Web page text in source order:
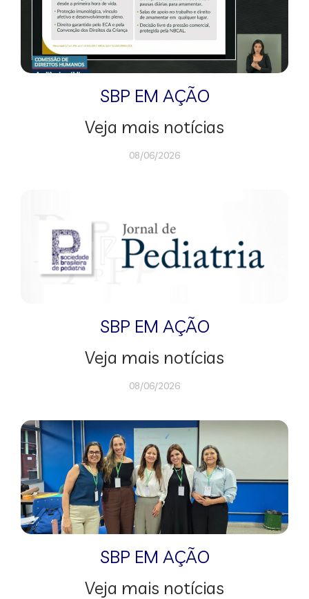
SBP EM AÇÃO
Veja mais notícias
08/06/2026
SBP EM AÇÃO
Veja mais notícias
08/06/2026
SBP EM AÇÃO
Veja mais notícias